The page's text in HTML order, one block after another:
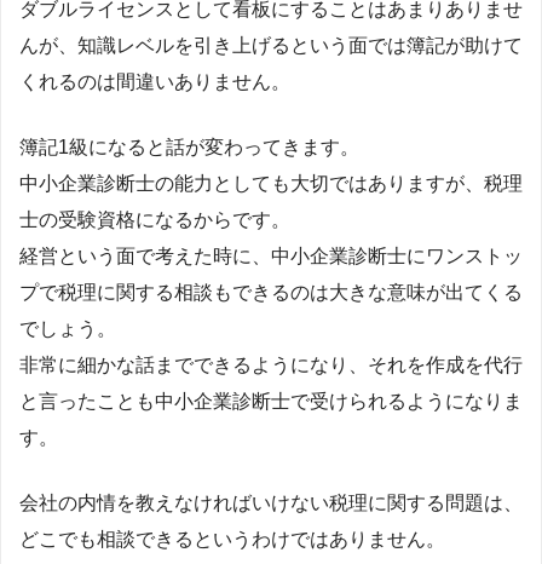
ダブルライセンスとして看板にすることはあまりありませ
んが、知識レベルを引き上げるという面では簿記が助けて
くれるのは間違いありません。
簿記1級になると話が変わってきます。
中小企業診断士の能力としても大切ではありますが、税理
士の受験資格になるからです。
経営という面で考えた時に、中小企業診断士にワンストッ
プで税理に関する相談もできるのは大きな意味が出てくる
でしょう。
非常に細かな話までできるようになり、それを作成を代行
と言ったことも中小企業診断士で受けられるようになりま
す。
会社の内情を教えなければいけない税理に関する問題は、
どこでも相談できるというわけではありません。